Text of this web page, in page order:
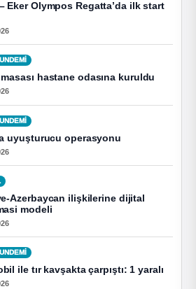
Eker Olympos Regatta’da ilk start
hastane odasına kuruldu
uyuşturucu operasyonu
Azerbaycan ilişkilerine dijital
modeli
ile tır kavşakta çarpıştı: 1 yaralı